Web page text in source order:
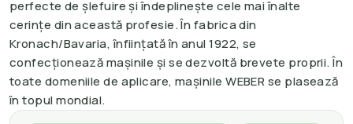
perfecte de șlefuire și îndeplinește cele mai înalte
cerințe din această profesie. În fabrica din
Kronach/Bavaria, înființată în anul 1922, se
confecționează mașinile și se dezvoltă brevete proprii. În
toate domeniile de aplicare, mașinile WEBER se plasează
în topul mondial.